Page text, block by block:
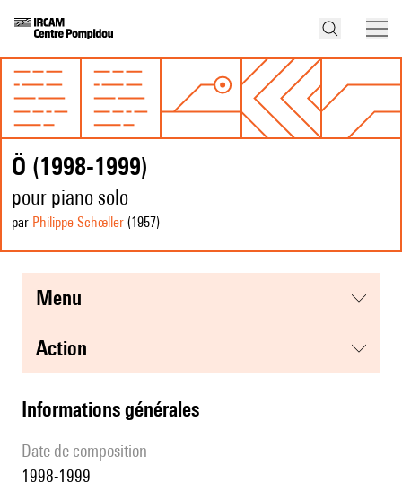
Ö (1998-1999)
pour piano solo
par Philippe Schœller (1957)
menu
action
informations générales
date de composition
1998-1999